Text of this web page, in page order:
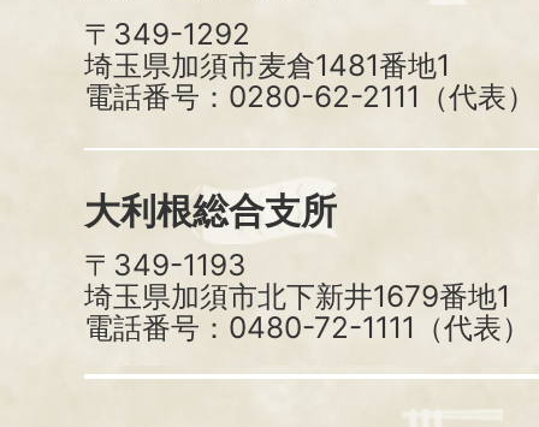
〒349-1292
埼玉県加須市麦倉1481番地1
電話番号：0280-62-2111（代表）
大利根総合支所
〒349-1193
埼玉県加須市北下新井1679番地1
電話番号：0480-72-1111（代表）